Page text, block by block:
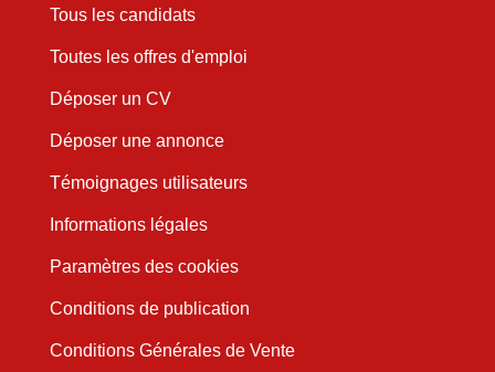
Tous les candidats
Toutes les offres d'emploi
Déposer un CV
Déposer une annonce
Témoignages utilisateurs
Informations légales
Paramètres des cookies
Conditions de publication
Conditions Générales de Vente